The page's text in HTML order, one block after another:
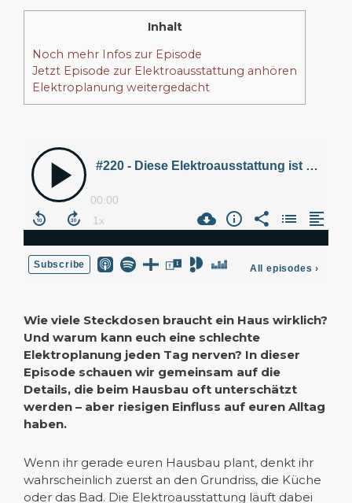
Inhalt
Noch mehr Infos zur Episode
Jetzt Episode zur Elektroausstattung anhören
Elektroplanung weitergedacht
Wie viele Steckdosen braucht ein Haus wirklich?
Und warum kann euch eine schlechte
Elektroplanung jeden Tag nerven? In dieser
Episode schauen wir gemeinsam auf die
Details, die beim Hausbau oft unterschätzt
werden – aber riesigen Einfluss auf euren Alltag
haben.
Wenn ihr gerade euren Hausbau plant, denkt ihr
wahrscheinlich zuerst an den Grundriss, die Küche
oder das Bad. Die Elektroausstattung läuft dabei